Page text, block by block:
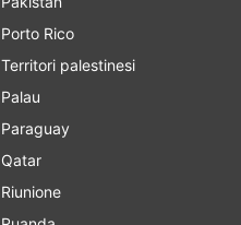
Porto Rico
Territori palestinesi
Palau
Paraguay
Qatar
Riunione